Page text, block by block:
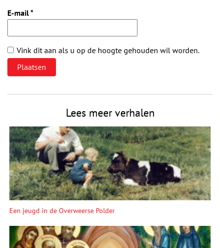
E-mail*
Vink dit aan als u op de hoogte gehouden wil worden.
Lees meer verhalen
Een jeugd in de Overweerse Polder